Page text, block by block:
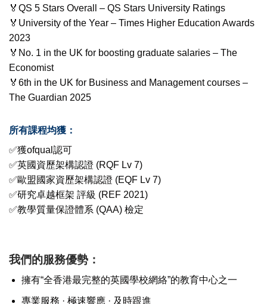
🏅QS 5 Stars Overall – QS Stars University Ratings
🏅University of the Year – Times Higher Education Awards
2023
🏅No. 1 in the UK for boosting graduate salaries – The
Economist
🏅6th in the UK for Business and Management courses –
The Guardian 2025
所有課程均獲：
✅獲ofqual認可
✅英國資歷架構認證 (RQF Lv 7)
✅歐盟國家資歷架構認證 (EQF Lv 7)
✅研究卓越框架 評級 (REF 2021)
✅教學質量保證體系 (QAA) 檢定
我們的服務優勢：
擁有“全香港最完整的英國學校網絡”的教育中心之一
專業服務 · 極速響應 · 及時跟進